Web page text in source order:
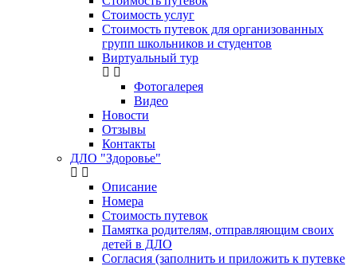
Стоимость услуг
Стоимость путевок для организованных
групп школьников и студентов
Виртуальный тур
Фотогалерея
Видео
Новости
Отзывы
Контакты
ДЛО "Здоровье"
Описание
Номера
Стоимость путевок
Памятка родителям, отправляющим своих
детей в ДЛО
Согласия (заполнить и приложить к путевке